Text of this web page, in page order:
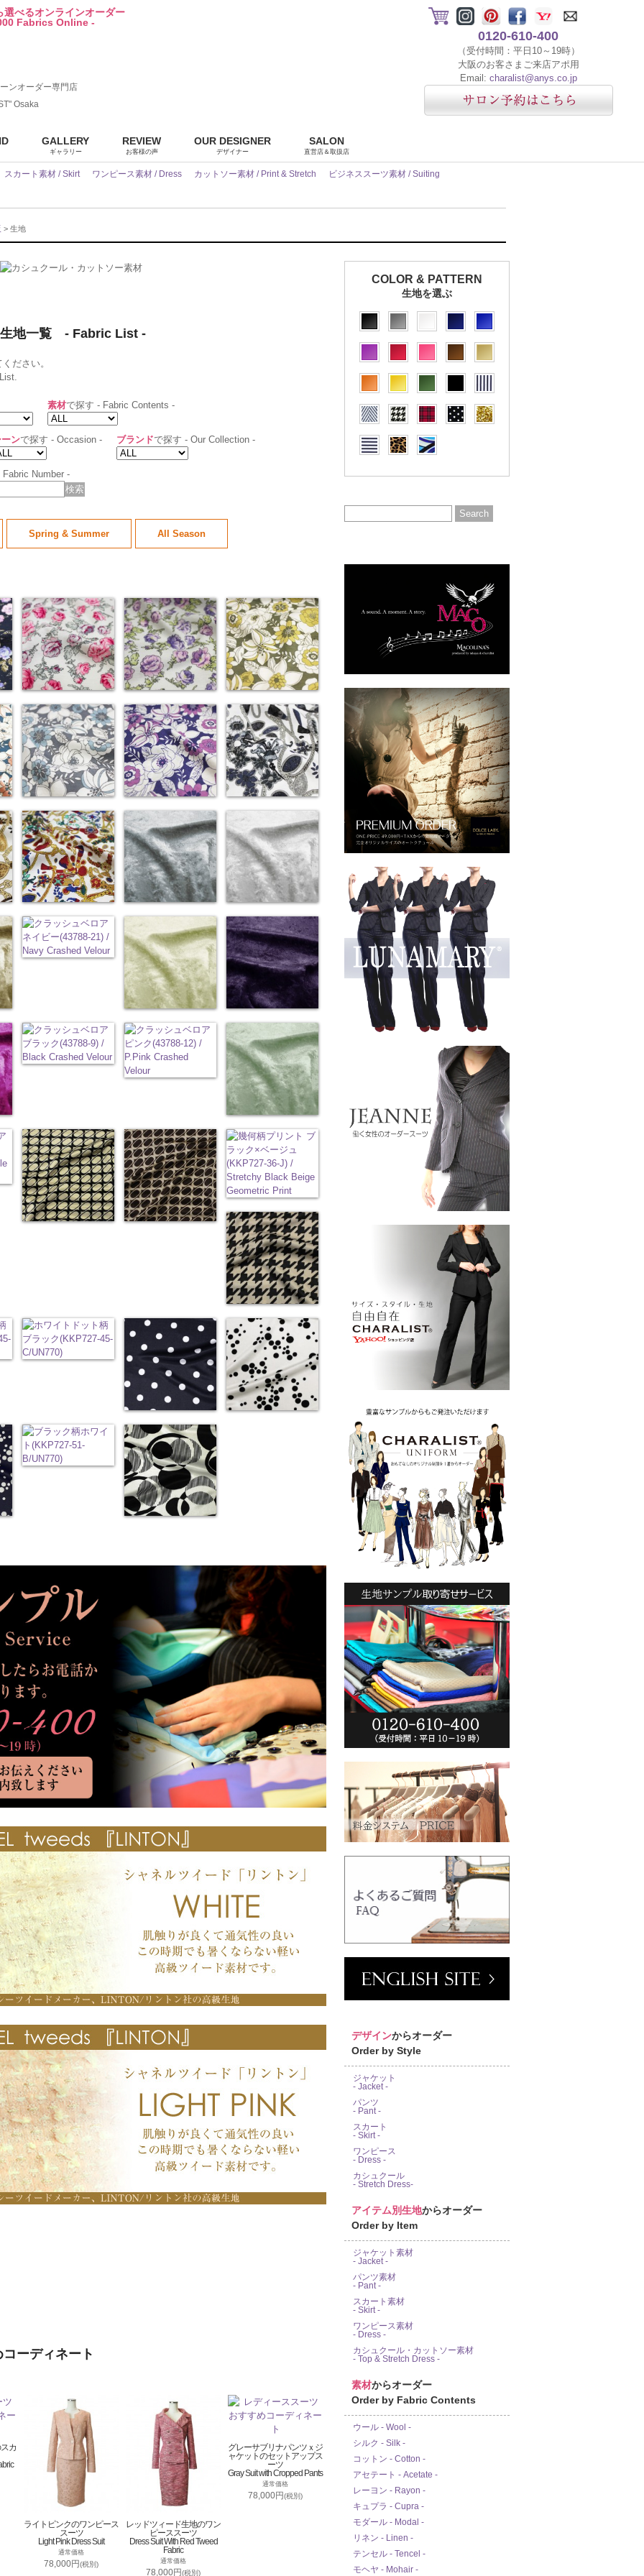
べるオンラインオーダー
Fabrics Online -
ンオーダー専門店
Osaka
0120-610-400
（受付時間：平日10～19時）
大阪のお客さまご来店アポ用
Email: charalist@anys.co.jp
GALLERY
ギャラリー
REVIEW
お客様の声
OUR DESIGNER
デザイナー
SALON
直営店＆取扱店
スカート素材 / Skirt ワンピース素材 / Dress カットソー素材 / Print & Stretch ビジネススーツ素材 / Suiting
> 生地
地一覧 - Fabric List -
ださい。
素材で探す - Fabric Contents -
ンで探す - Occasion - ブランドで探す - Our Collection -
Fabric Number -
Spring & Summer All Season
ーディネート
カ
ライトピンクのワンピース
スーツ
Light Pink Dress Suit
通常価格
78,000円(税別)
レッドツィード生地のワン
ピーススーツ
Dress Suit With Red Tweed
Fabric
通常価格
78,000円(税別)
グレーサブリナパンツｘジ
ャケットのセットアップス
ーツ
Gray Suit with Cropped Pants
通常価格
78,000円(税別)
COLOR & PATTERN
生地を選ぶ
デザインからオーダー
Order by Style
ジャケット
- Jacket -
パンツ
- Pant -
スカート
- Skirt -
ワンピース
- Dress -
カシュクール
- Stretch Dress-
アイテム別生地からオーダー
Order by Item
ジャケット素材
- Jacket -
パンツ素材
- Pant -
スカート素材
- Skirt -
ワンピース素材
- Dress -
カシュクール・カットソー素材
- Top & Stretch Dress -
素材からオーダー
Order by Fabric Contents
ウール - Wool -
シルク - Silk -
コットン - Cotton -
アセテート - Acetate -
レーヨン - Rayon -
キュプラ - Cupra -
モダール - Modal -
リネン - Linen -
テンセル - Tencel -
モヘヤ - Mohair -